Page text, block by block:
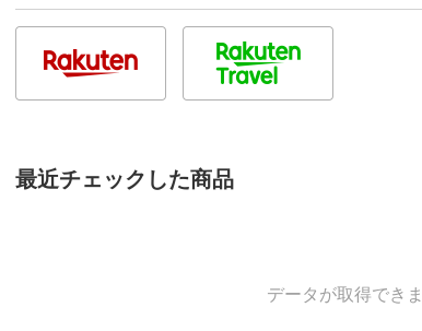
最近チェックした商品
データが取得でき